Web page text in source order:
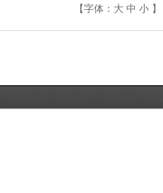
【字体： 大 中 小 】